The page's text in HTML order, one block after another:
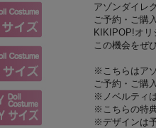
アゾンダイレ
ご予約・ご購
KIKIPOP!オリ
この機会をぜ
※こちらはア
ご予約・ご購
※ノベルティ
※こちらの特
※デザインは